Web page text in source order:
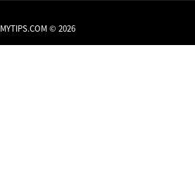
MYTIPS.COM © 2026